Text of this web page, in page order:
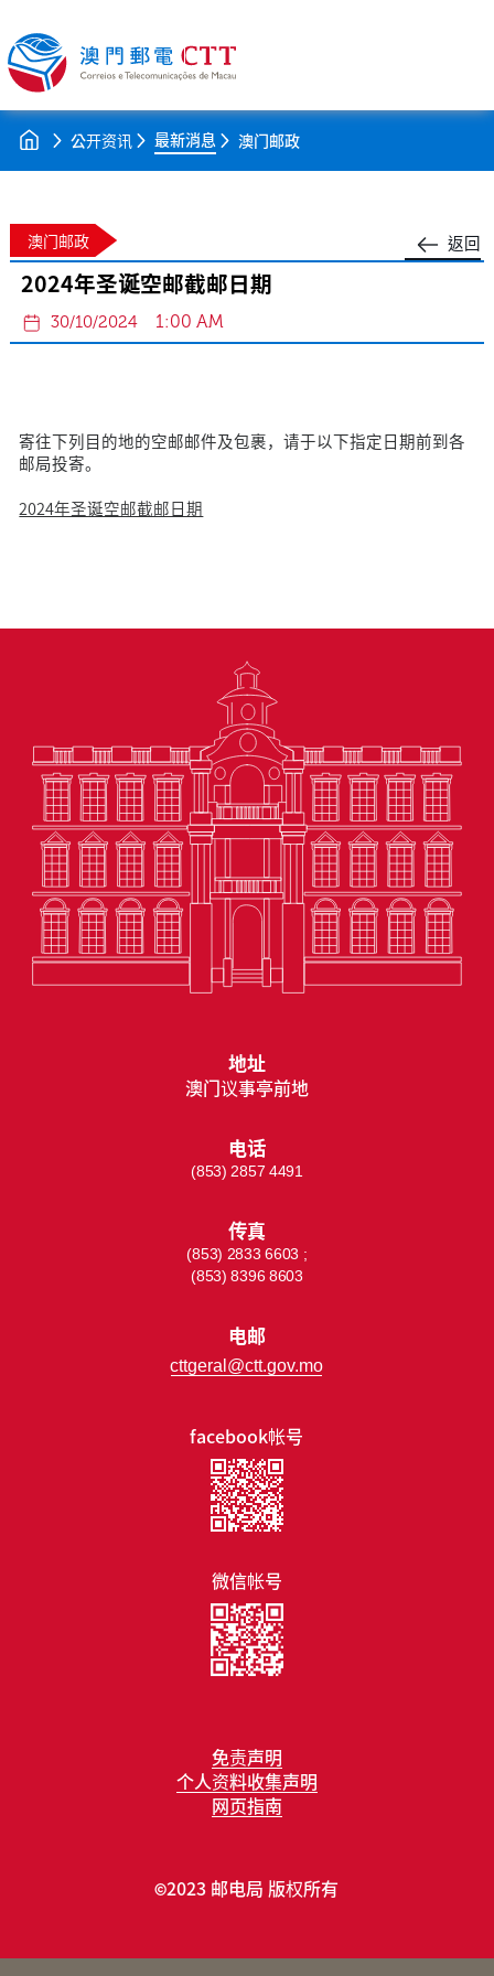
公开资讯 最新消息 澳门邮政
返回
澳门邮政
2024年圣诞空邮截邮日期
30/10/2024 1:00 AM
寄往下列目的地的空邮邮件及包裹，请于以下指定日期前到各
邮局投寄。
2024年圣诞空邮截邮日期
免责声明
个人资料收集声明
网页指南
facebook帐号
微信帐号
地址
澳门议事亭前地
电话
(853) 2857 4491
传真
(853) 2833 6603 ;
(853) 8396 8603
电邮
cttgeral@ctt.gov.mo
©2023 邮电局 版权所有